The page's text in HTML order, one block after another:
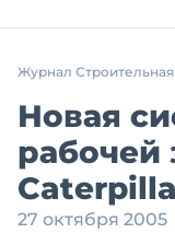
Журнал
Новая
рабочей
27 октября 2005